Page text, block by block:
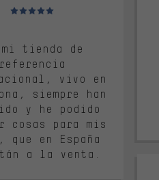
Valoración media: 5 de 5
mi tienda de
referencia
vivo en
siempre han
y he podido
cosas para mis
en España
a la venta.